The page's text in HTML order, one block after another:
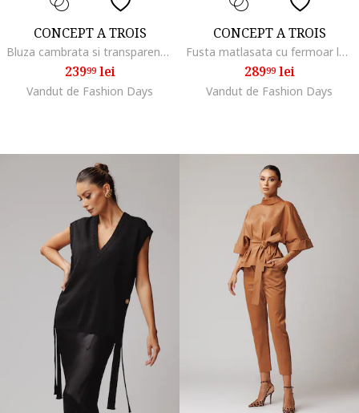
CONCEPT A TROIS
Bluza cambrata si transparenta cu guler, Visiniu
23999lei
Vandut de Fashion Days
CONCEPT A TROIS
Fusta matlasata cu fermoar lateral, Negru
28999lei
Vandut de Fashion Days